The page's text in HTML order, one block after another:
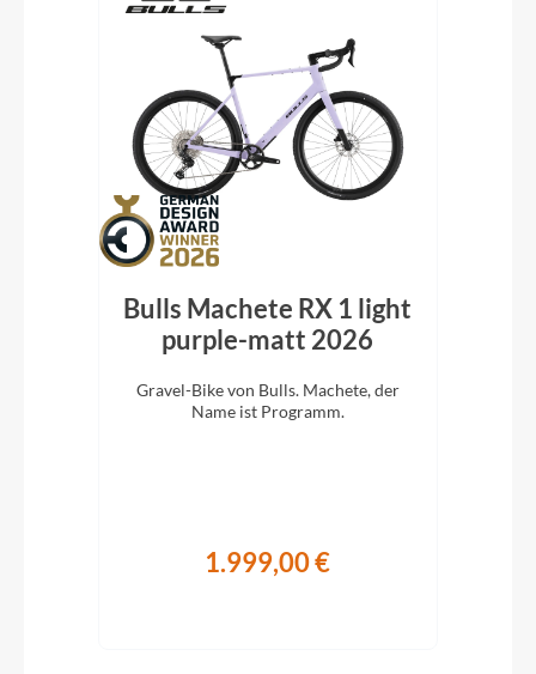
Bulls Machete RX 1 light
purple-matt 2026
Gravel-Bike von Bulls. Machete, der
Name ist Programm.
1.999,00 €